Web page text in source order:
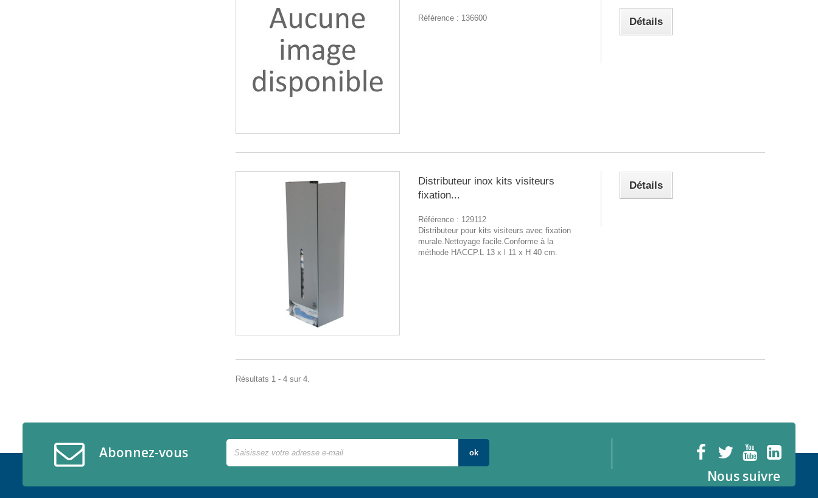
Référence : 136600 Détails
Distributeur inox kits visiteurs
fixation...
Référence : 129112
Distributeur pour kits visiteurs avec fixation
murale.Nettoyage facile.Conforme à la
méthode HACCP.L 13 x l 11 x H 40 cm.
Détails
Résultats 1 - 4 sur 4.
Abonnez-vous ok
Nous suivre